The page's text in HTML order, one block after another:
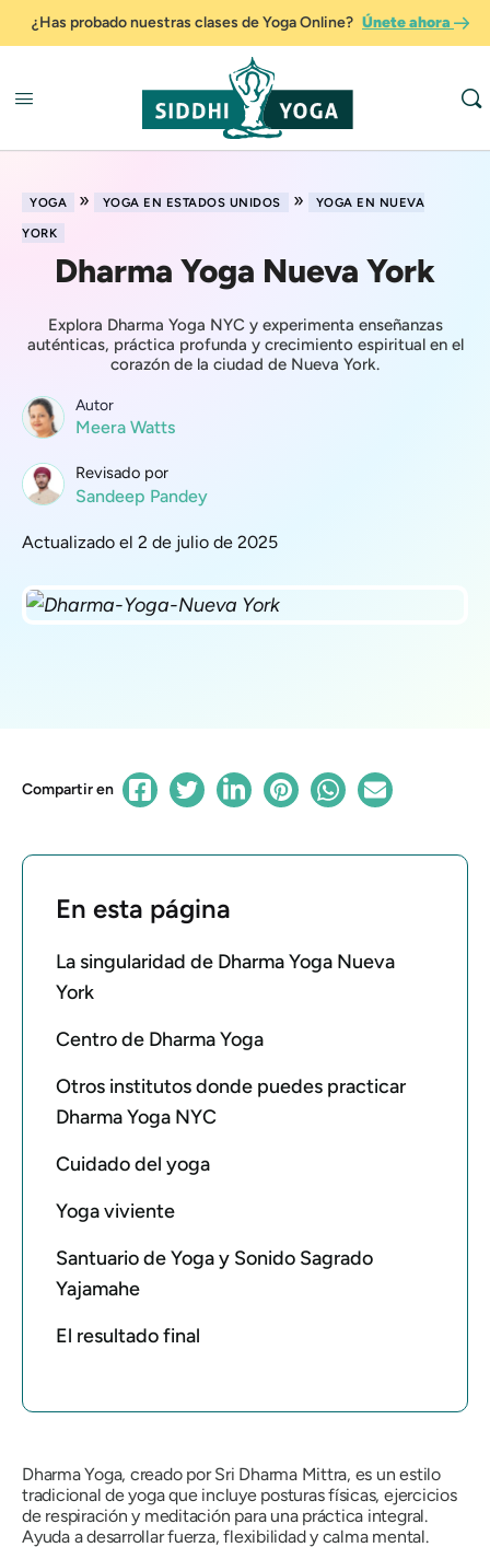
¿Has probado nuestras clases de Yoga Online? Únete ahora
YOGA » YOGA EN ESTADOS UNIDOS »
YOGA EN NUEVA
YORK
Dharma Yoga Nueva York
Explora Dharma Yoga NYC y experimenta enseñanzas
auténticas, práctica profunda y crecimiento espiritual en el
corazón de la ciudad de Nueva York.
Autor
Meera Watts
Revisado por
Sandeep Pandey
Actualizado el 2 de julio de 2025
Compartir en
En esta página
La singularidad de Dharma Yoga Nueva
York
Centro de Dharma Yoga
Otros institutos donde puedes practicar
Dharma Yoga NYC
Cuidado del yoga
Yoga viviente
Santuario de Yoga y Sonido Sagrado
Yajamahe
El resultado final
Dharma Yoga, creado por Sri Dharma Mittra, es un estilo
tradicional de yoga que incluye posturas físicas, ejercicios
de respiración y meditación para una práctica integral.
Ayuda a desarrollar fuerza, flexibilidad y calma mental.